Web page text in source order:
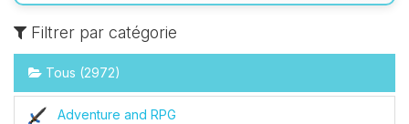
Filtrer par catégorie
Tous (2972)
Adventure and RPG